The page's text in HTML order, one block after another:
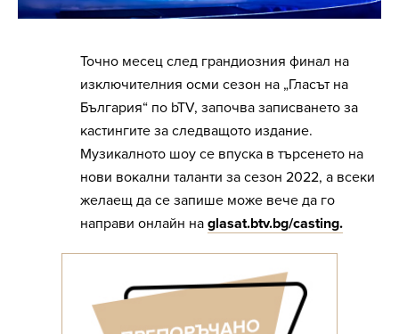
Точно месец след грандиозния финал на
изключителния осми сезон на „Гласът на
България“ по bTV, започва записването за
кастингите за следващото издание.
Музикалното шоу се впуска в търсенето на
нови вокални таланти за сезон 2022, а всеки
желаещ да се запише може вече да го
направи онлайн на glasat.btv.bg/casting.